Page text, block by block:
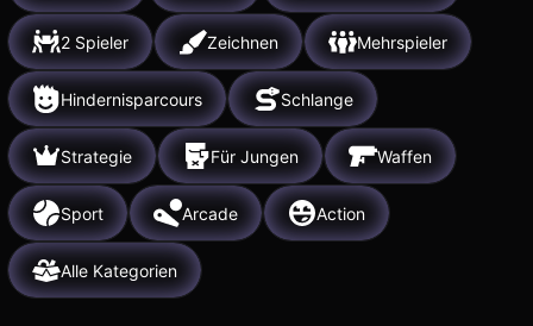
2 Spieler Zeichnen Mehrspieler
Hindernisparcours Schlange
Strategie Für Jungen Waffen
Sport Arcade Action
Alle Kategorien